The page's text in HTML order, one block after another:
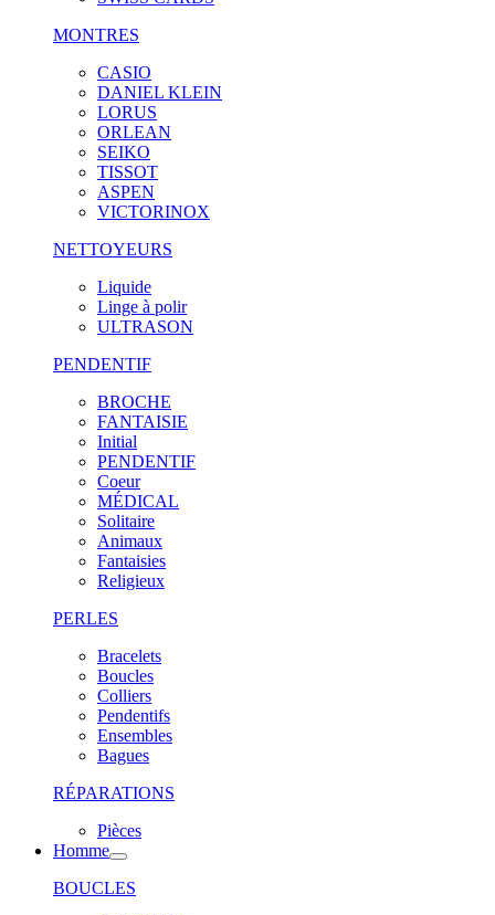
MONTRES
CASIO
DANIEL KLEIN
LORUS
ORLEAN
SEIKO
TISSOT
ASPEN
VICTORINOX
NETTOYEURS
Liquide
Linge à polir
ULTRASON
PENDENTIF
BROCHE
FANTAISIE
Initial
PENDENTIF
Coeur
MÉDICAL
Solitaire
Animaux
Fantaisies
Religieux
PERLES
Bracelets
Boucles
Colliers
Pendentifs
Ensembles
Bagues
RÉPARATIONS
Pièces
Homme
BOUCLES